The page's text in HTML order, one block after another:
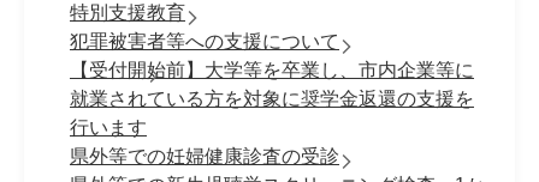
特別支援教育
犯罪被害者等への支援について
【受付開始前】大学等を卒業し、市内企業等に
就業されている方を対象に奨学金返還の支援を
行います
県外等での妊婦健康診査の受診